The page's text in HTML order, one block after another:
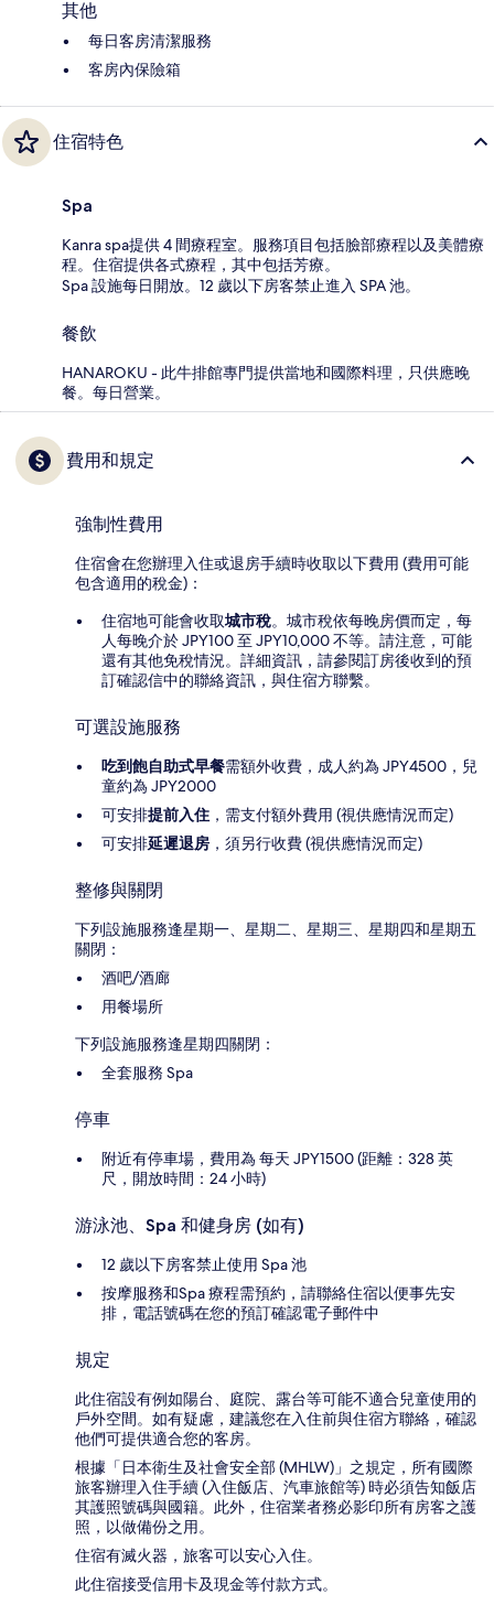
其他
每日客房清潔服務
客房內保險箱
住宿特色
Spa
Kanra spa提供 4 間療程室。服務項目包括臉部療程以及美體療
程。住宿提供各式療程，其中包括芳療。
Spa 設施每日開放。12 歲以下房客禁止進入 SPA 池。
餐飲
HANAROKU - 此牛排館專門提供當地和國際料理，只供應晚
餐。每日營業。
費用和規定
強制性費用
住宿會在您辦理入住或退房手續時收取以下費用 (費用可能
包含適用的稅金)：
住宿地可能會收取城市稅。城市稅依每晚房價而定，每
人每晚介於 JPY100 至 JPY10,000 不等。請注意，可能
還有其他免稅情況。詳細資訊，請參閱訂房後收到的預
訂確認信中的聯絡資訊，與住宿方聯繫。
可選設施服務
吃到飽自助式早餐需額外收費，成人約為 JPY4500，兒
童約為 JPY2000
可安排提前入住 ，需支付額外費用 (視供應情況而定)
可安排延遲退房 ，須另行收費 (視供應情況而定)
整修與關閉
下列設施服務逢星期一、星期二、星期三、星期四和星期五
關閉：
酒吧/酒廊
用餐場所
下列設施服務逢星期四關閉：
全套服務 Spa
停車
附近有停車場，費用為 每天 JPY1500 (距離：328 英
尺，開放時間：24 小時)
游泳池、Spa 和健身房 (如有)
12 歲以下房客禁止使用 Spa 池
按摩服務和Spa 療程需預約，請聯絡住宿以便事先安
排，電話號碼在您的預訂確認電子郵件中
規定
此住宿設有例如陽台、庭院、露台等可能不適合兒童使用的
戶外空間。如有疑慮，建議您在入住前與住宿方聯絡，確認
他們可提供適合您的客房。
根據「日本衛生及社會安全部 (MHLW)」之規定，所有國際
旅客辦理入住手續 (入住飯店、汽車旅館等) 時必須告知飯店
其護照號碼與國籍。此外，住宿業者務必影印所有房客之護
照，以做備份之用。
住宿有滅火器，旅客可以安心入住。
此住宿接受信用卡及現金等付款方式。